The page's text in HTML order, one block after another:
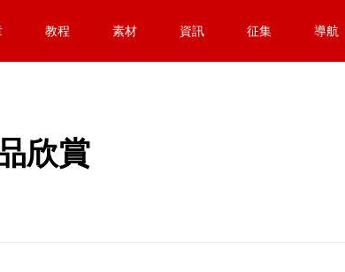
教程 素材 資訊 征集 導航
欣賞